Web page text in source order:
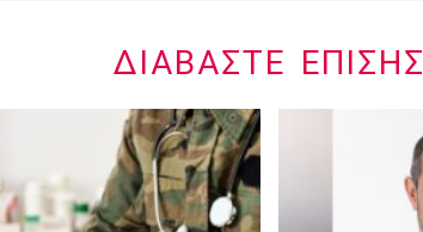
ΔΙΑΒΆΣΤΕ ΕΠΊΣΗΣ